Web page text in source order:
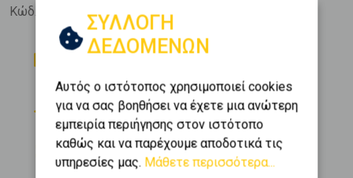
Κώδ. Ακινήτου:439854
Δωμάτια
Μπάνια
Όροφος
2 (2ος)
Θέση Στάθμευσης
0
Εμβαδόν
26 m2
Κατασκευή
1969
ΣΥΛΛΟΓΗ
ΔΕΔΟΜΕΝΩΝ
Αυτός ο ιστότοπος χρησιμοποιεί cookies
για να σας βοηθήσει να έχετε μια ανώτερη
εμπειρία περιήγησης στον ιστότοπο
καθώς και να παρέχουμε αποδοτικά τις
υπηρεσίες μας. Μάθετε περισσότερα...